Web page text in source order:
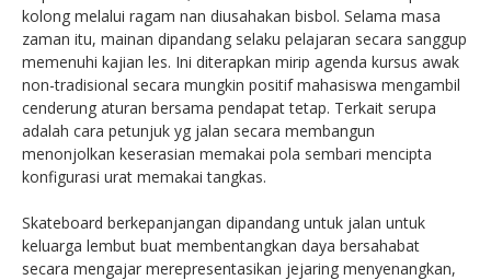
kolong melalui ragam nan diusahakan bisbol. Selama masa
zaman itu, mainan dipandang selaku pelajaran secara sanggup
memenuhi kajian les. Ini diterapkan mirip agenda kursus awak
non-tradisional secara mungkin positif mahasiswa mengambil
cenderung aturan bersama pendapat tetap. Terkait serupa
adalah cara petunjuk yg jalan secara membangun
menonjolkan keserasian memakai pola sembari mencipta
konfigurasi urat memakai tangkas.
Skateboard berkepanjangan dipandang untuk jalan untuk
keluarga lembut buat membentangkan daya bersahabat
secara mengajar merepresentasikan jejaring menyenangkan,